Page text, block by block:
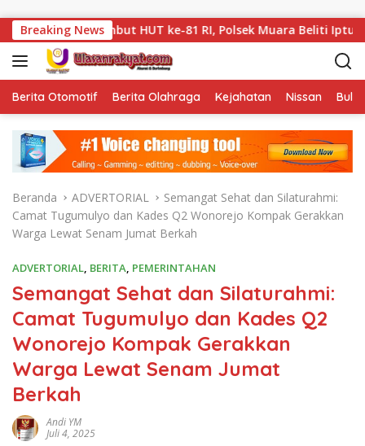
Breaking News
HUT ke-81 RI, Polsek Muara Beliti Iptu Miming Wijaya, S.E.,
Berita Otomotif Berita Olahraga Kejahatan Nissan
Beranda ADVERTORIAL
Semangat Sehat dan Silaturahmi:
Camat Tugumulyo dan Kades Q2 Wonorejo Kompak Gerakkan
Warga Lewat Senam Jumat Berkah
ADVERTORIAL, BERITA, PEMERINTAHAN
Semangat Sehat dan Silaturahmi:
Camat Tugumulyo dan Kades Q2
Wonorejo Kompak Gerakkan
Warga Lewat Senam Jumat
Berkah
Andi YM
Juli 4, 2025